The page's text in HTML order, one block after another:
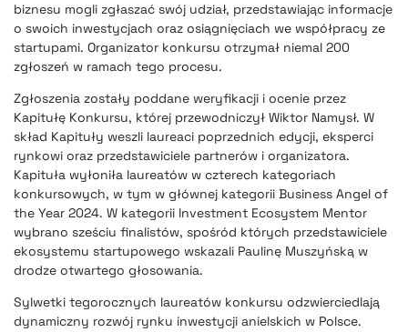
biznesu mogli zgłaszać swój udział, przedstawiając informacje
o swoich inwestycjach oraz osiągnięciach we współpracy ze
startupami. Organizator konkursu otrzymał niemal 200
zgłoszeń w ramach tego procesu.
Zgłoszenia zostały poddane weryfikacji i ocenie przez
Kapitułę Konkursu, której przewodniczył Wiktor Namysł. W
skład Kapituły weszli laureaci poprzednich edycji, eksperci
rynkowi oraz przedstawiciele partnerów i organizatora.
Kapituła wyłoniła laureatów w czterech kategoriach
konkursowych, w tym w głównej kategorii Business Angel of
the Year 2024. W kategorii Investment Ecosystem Mentor
wybrano sześciu finalistów, spośród których przedstawiciele
ekosystemu startupowego wskazali Paulinę Muszyńską w
drodze otwartego głosowania.
Sylwetki tegorocznych laureatów konkursu odzwierciedlają
dynamiczny rozwój rynku inwestycji anielskich w Polsce.